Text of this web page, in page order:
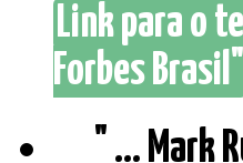
Link para o
Forbes Brasil"
" ... Mark